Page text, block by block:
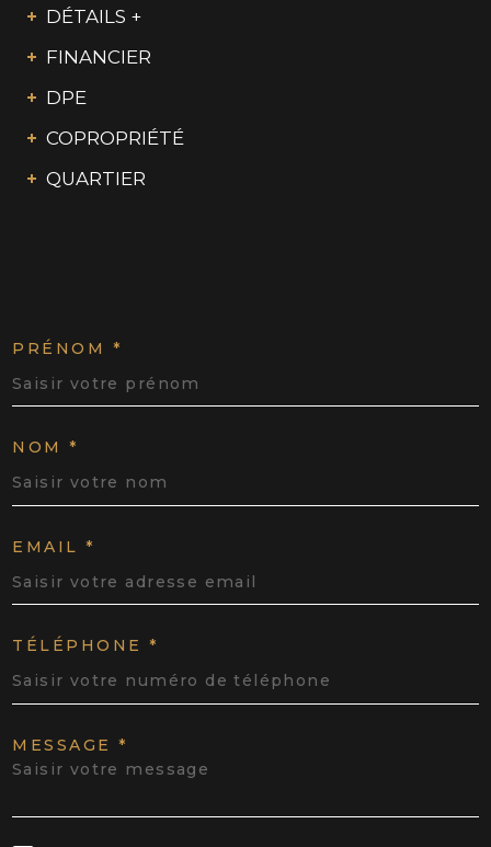
DÉTAILS +
FINANCIER
DPE
COPROPRIÉTÉ
QUARTIER
PRÉNOM *
NOM *
EMAIL *
TÉLÉPHONE *
MESSAGE *